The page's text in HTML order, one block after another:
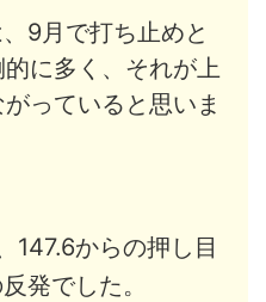
9月で打ち止めと
に多く、それが上
っていると思いま
147.6からの押し目
発でした。